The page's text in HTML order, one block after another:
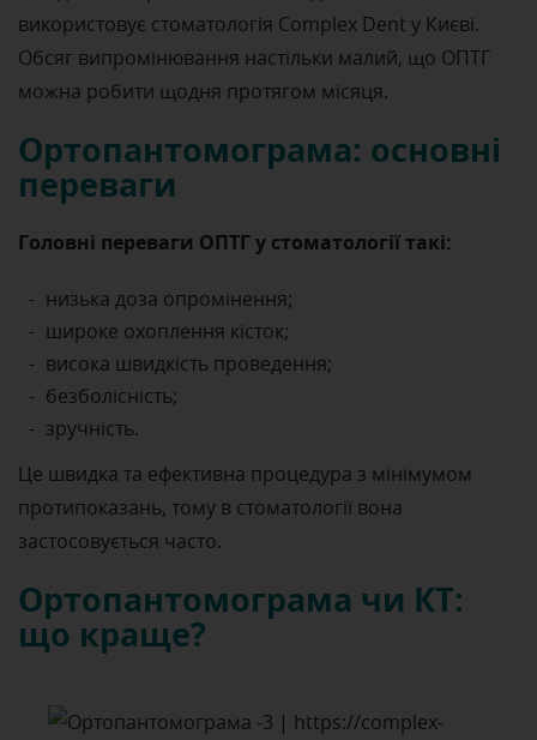
використовує стоматологія Complex Dent у Києві.
Обсяг випромінювання настільки малий, що ОПТГ
можна робити щодня протягом місяця.
Ортопантомограма: основні
переваги
Головні переваги ОПТГ у стоматології такі:
низька доза опромінення;
широке охоплення кісток;
висока швидкість проведення;
безболісність;
зручність.
Це швидка та ефективна процедура з мінімумом
протипоказань, тому в стоматології вона
застосовується часто.
Ортопантомограма чи КТ:
що краще?